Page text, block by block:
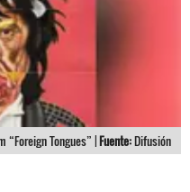
“Foreign Tongues” |Fuente:Difusión